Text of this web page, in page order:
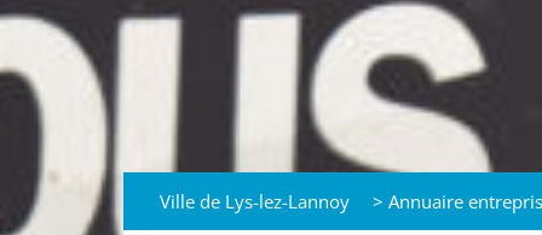
Ville de Lys-lez-Lannoy > Annuaire